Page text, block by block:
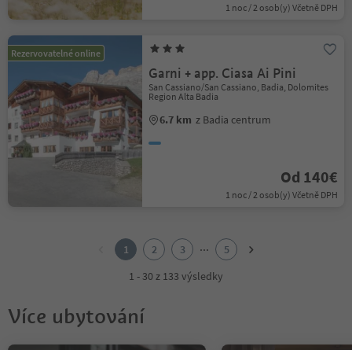
1 noc / 2 osob(y) Včetně DPH
Rezervovatelné online
Garni + app. Ciasa Ai Pini
San Cassiano/San Cassiano, Badia, Dolomites
Region Alta Badia
6.7 km z Badia centrum
Od 140€
1 noc / 2 osob(y) Včetně DPH
1 2 3 ...
5
1 - 30 z 133 výsledky
Více ubytování